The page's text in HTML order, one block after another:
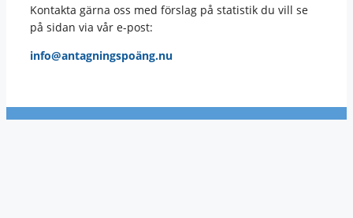
Kontakta gärna oss med förslag på statistik du vill se
på sidan via vår e-post:
info@antagningspoäng.nu